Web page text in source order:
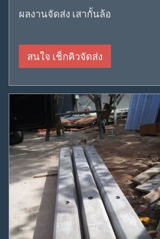
ผลงานจัดส่ง เสากั้นล้อ
สนใจ เช็กคิวจัดส่ง